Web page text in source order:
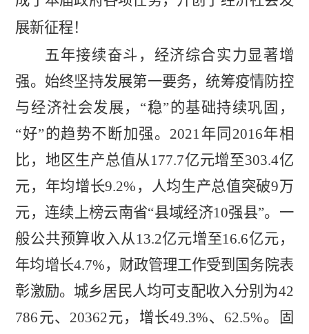
展新征程！
五年接续奋斗，经济综合实力显著增
强。 始终坚持发展第一要务，统筹疫情防控
与经济社会发展， “稳”的基础持续巩固，
“好”的趋势不断加强。 2021 年同 2016年相
比，地区生产总值从 177.7亿元增至303.4亿
元，年均增长9.2% ，人均生产总值突破9万
元，连续上榜云南省“县域经济10强县”。一
般公共预算收入从 13.2亿元增至16.6亿元，
年均增长4.7%，财政管理工作受到国务院表
彰激励。城乡居民人均可支配收入分别为42
786元、 20362元，增长49.3%、 62.5%。固